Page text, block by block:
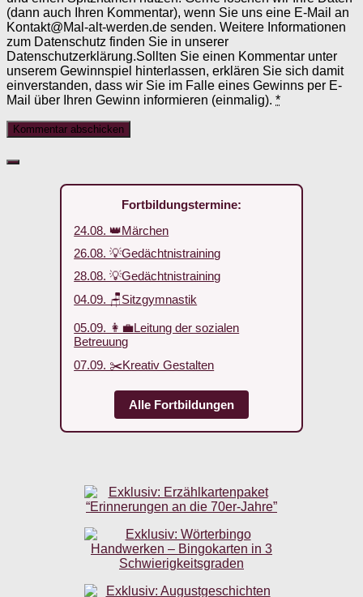
(dann auch Ihren Kommentar), wenn Sie uns eine E-Mail an
Kontakt@Mal-alt-werden.de senden. Weitere Informationen
zum Datenschutz finden Sie in unserer
Datenschutzerklärung.Sollten Sie einen Kommentar unter
unserem Gewinnspiel hinterlassen, erklären Sie sich damit
einverstanden, dass wir Sie im Falle eines Gewinns per E-
Mail über Ihren Gewinn informieren (einmalig). *
Fortbildungstermine:
24.08. 👑Märchen
26.08. 💡Gedächtnistraining
28.08. 💡Gedächtnistraining
04.09. 🪑Sitzgymnastik
05.09. 👩‍💼Leitung der sozialen
Betreuung
07.09. ✂️Kreativ Gestalten
Alle Fortbildungen